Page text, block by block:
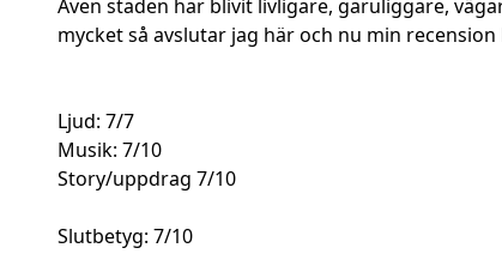
Även staden har blivit livligare, garuliggare,
mycket så avslutar jag här och nu min
Ljud: 7/7
Musik: 7/10
Story/uppdrag 7/10
Slutbetyg: 7/10